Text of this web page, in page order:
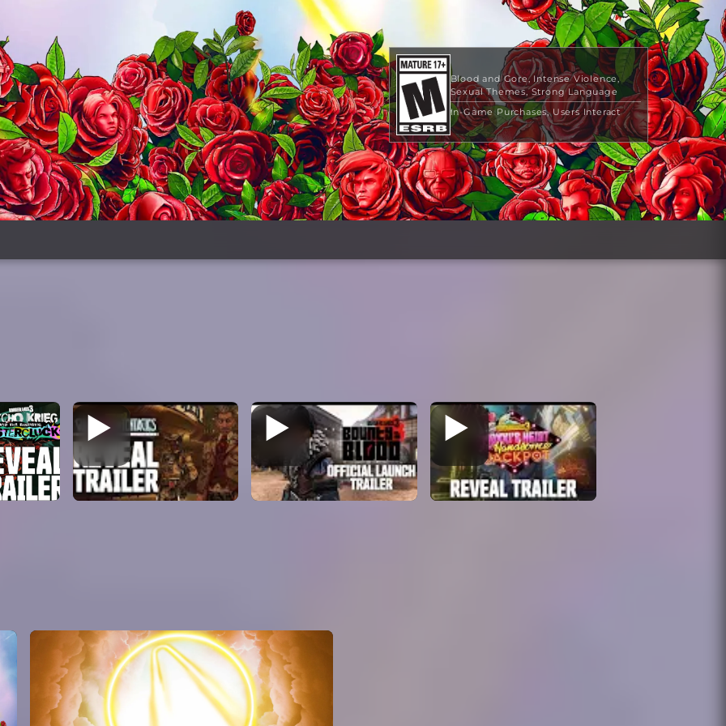
Blood and Gore Intense Violence
Sexual Themes Strong Language
In-Game Purchases Users Interact